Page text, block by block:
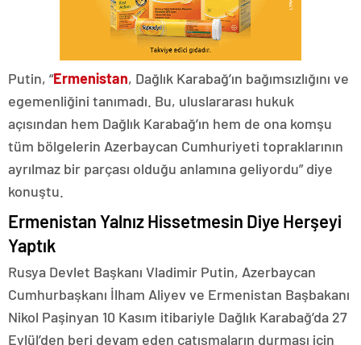
Putin, “Ermenistan, Dağlık Karabağ’ın bağımsızlığını ve
egemenliğini tanımadı. Bu, uluslararası hukuk
açısından hem Dağlık Karabağ’ın hem de ona komşu
tüm bölgelerin Azerbaycan Cumhuriyeti topraklarının
ayrılmaz bir parçası olduğu anlamına geliyordu” diye
konuştu.
Ermenistan Yalnız Hissetmesin Diye Herşeyi
Yaptık
Rusya Devlet Başkanı Vladimir Putin, Azerbaycan
Cumhurbaşkanı İlham Aliyev ve Ermenistan Başbakanı
Nikol Paşinyan 10 Kasım itibariyle Dağlık Karabağ’da 27
Eylül’den beri devam eden çatışmaların durması için